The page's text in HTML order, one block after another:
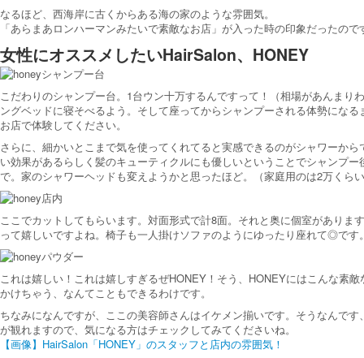
なるほど、西海岸に古くからある海の家のような雰囲気。
「あらまあロンハーマンみたいで素敵なお店」が入った時の印象だったの
女性にオススメしたいHairSalon、HONEY
こだわりのシャンプー台。1台ウン十万するんですって！（相場があんま
ングベッドに寝そべるよう。そして座ってからシャンプーされる体勢に
お店で体験してください。
さらに、細かいとこまで気を使ってくれてると実感できるのがシャワーか
い効果があるらしく髪のキューティクルにも優しいということでシャンプ
で。家のシャワーヘッドも変えようかと思ったほど。（家庭用のは2万く
ここでカットしてもらいます。対面形式で計8面。それと奥に個室があり
って嬉しいですよね。椅子も一人掛けソファのようにゆったり座れて◎です
これは嬉しい！これは嬉しすぎるぜHONEY！そう、HONEYにはこんな素
かけちゃう、なんてこともできるわけです。
ちなみになんですが、ここの美容師さんはイケメン揃いです。そうなんで
が観れますので、気になる方はチェックしてみてくださいね。
【画像】HairSalon「HONEY」のスタッフと店内の雰囲気！